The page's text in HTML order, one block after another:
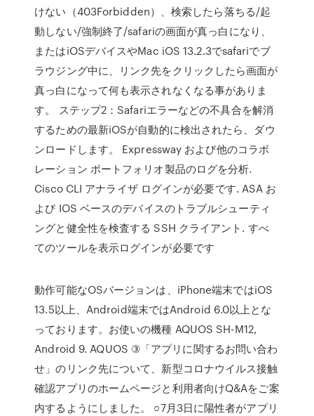
けない（403Forbidden）、検索したら落ちる/起
動しない/強制終了/safariの画面が真っ白になり、
またはiOSデバイスやMac iOS 13.2.3でsafariでブ
ラウジング中に、リンク先をクリックしたら画面が
真っ白になって何も表示されなくなる事がありま
す。 ステップ2：Safariエラーなどの不具合を解消
するための最新iOSが自動的に検出されたら、ダウ
ンロードします。 Expressway および他のコラボ
レーション ポートフォリオ製品のログを分析.
Cisco CLI アナライザ ログインが必要です. ASA お
よび IOS ベースのデバイスのトラブルシューティ
ングと健全性を検査する SSH クライアント. すべ
てのツールを表示ログインが必要です
動作可能なOSバージョンは、iPhone端末ではiOS
13.5以上、Android端末ではAndroid 6.0以上とな
っております。お使いの機種 AQUOS SH-M12,
Android 9. AQUOS ③「アプリに関するお問い合わ
せ」のリンク先について、新型コロナウイルス接触
確認アプリのホームページと利用者向けQ&Aをご案
内するようにしました。 ○7月3日に陽性者がアプリ